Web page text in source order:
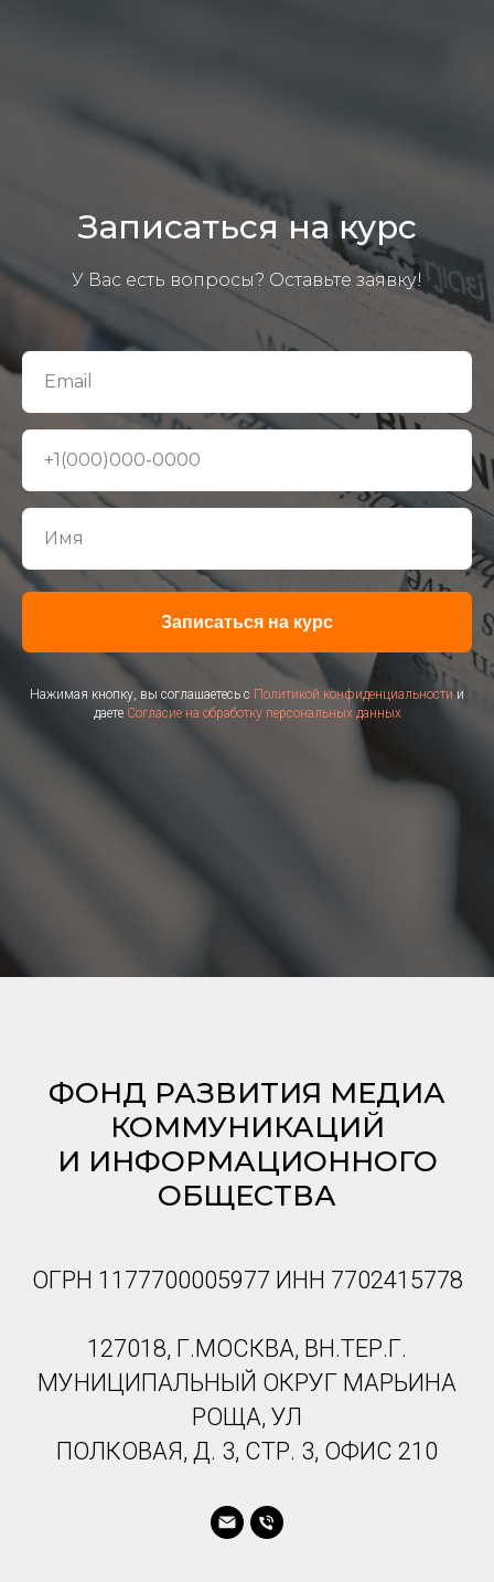
Записаться на курс
У Вас есть вопросы? Оставьте заявку!
Записаться на курс
Нажимая кнопку, вы соглашаетесь с Политикой конфиденциальности и
даете Согласие на обработку персональных данных
ФОНД РАЗВИТИЯ МЕДИА
КОММУНИКАЦИЙ
И ИНФОРМАЦИОННОГО
ОБЩЕСТВА
ОГРН 1177700005977 ИНН 7702415778
127018, Г.МОСКВА, ВН.ТЕР.Г.
МУНИЦИПАЛЬНЫЙ ОКРУГ МАРЬИНА
РОЩА, УЛ
ПОЛКОВАЯ, Д. 3, СТР. 3, ОФИС 210